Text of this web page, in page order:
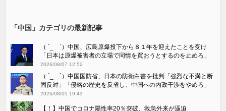
「中国」カテゴリの最新記事
（ ´_ゝ`）中国、広島原爆投下から８１年を迎えたことを受け
「日本は原爆被害者の立場で同情を買おうとするのを止めろ」
2026/08/07 12:52
（ ´_ゝ`）中国国防省、日本の防衛白書を批判「強烈な不満と断
固反対」「侵略の歴史を反省し、中国への内政干渉をやめろ」
2026/08/05 19:43
【！】中国でコロナ陽性率20％突破、救急外来が逼迫